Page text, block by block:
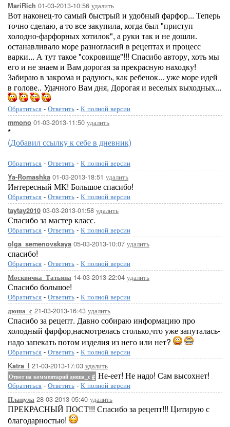
MariRich 01-03-2013-10:56 удалить
Вот наконец-то самый быстрый и удобный фарфор... Теперь
точно сделаю, а то все закупила, когда был "приступ
холодно-фарфорных хотилок", а руки так и не дошли.
останавливало море разногласий в рецептах и процесс
варки... А тут такое "сокровище"!!! Спасибо автору, хоть мы
его и не знаем и Вам дорогая за прекрасную находку!
Забираю в закрома и радуюсь, как ребенок... уже море идей
в голове.. Удачного Вам дня, Дорогая и веселых выходных...
Обратиться - Ответить - К полной версии
mmono 01-03-2013-11:50 удалить
*
(Добавил ссылку к себе в дневник)
Обратиться - Ответить - К полной версии
Ya-Romashka 01-03-2013-18:51 удалить
Интересный МК! Большое спасибо!
Обратиться - Ответить - К полной версии
taytay2010 03-03-2013-01:58 удалить
Спасибо за мастер класс.
Обратиться - Ответить - К полной версии
olga_semenovskaya 05-03-2013-10:07 удалить
спасибо!
Обратиться - Ответить - К полной версии
Москвичка_Татьяна 14-03-2013-22:04 удалить
Спасибо большое!
Обратиться - Ответить - К полной версии
дюша_с 21-03-2013-16:43 удалить
Спасибо за рецепт. Давно собираю информацию про
холодный фарфор,насмотрелась столько,что уже запуталась-
надо запекать потом изделия из него или нет?
Обратиться - Ответить - К полной версии
Katra_I 21-03-2013-17:03 удалить
Ответ на комментарий дюша_с # Не-еет! Не надо! Сам высохнет!
Обратиться - Ответить - К полной версии
Планула 28-03-2013-05:40 удалить
ПРЕКРАСНЫЙ ПОСТ!!! Спасибо за рецепт!!! Цитирую с
благодарностью!